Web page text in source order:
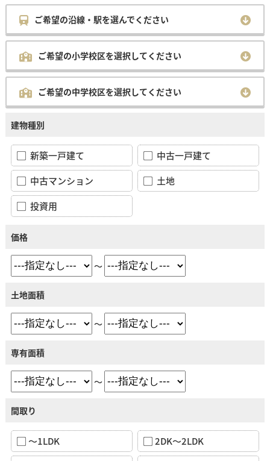
ご希望の沿線・駅を選んでください
ご希望の小学校区を選択してください
ご希望の中学校区を選択してください
建物種別
新築一戸建て
中古一戸建て
中古マンション
土地
投資用
価格
～
土地面積
～
専有面積
～
間取り
～1LDK
2DK～2LDK